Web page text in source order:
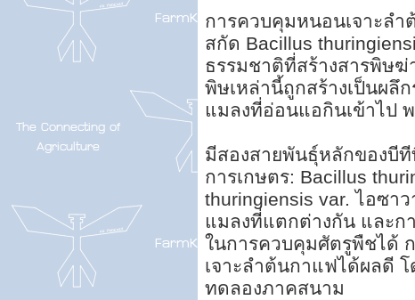
การควบคุมหนอนเจาะล
สกัด Bacillus
ธรรมชาติที่สร้างสารพิษฆ่
พิษเหล่านี้ถูกสร้างเป็นผลึ
แมลงที่อ่อนแอกินเข้าไป
มีสองสายพันธุ์หลักของบี
การเกษตร: Bacillus
thuringiensis var. ไอซา
แมลงที่แตกต่างกัน และก
ในการควบคุมศัตรูพืชได้
เจาะลำต้นกาแฟได้ผลดี
ทดลองภาคสนาม